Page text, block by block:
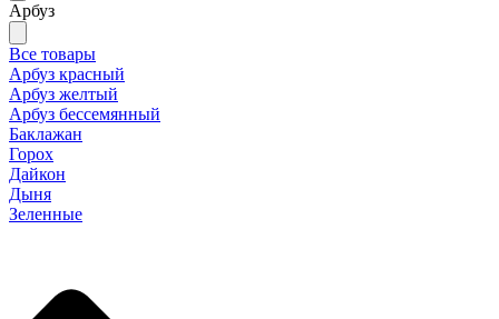
Арбуз
Все товары
Арбуз красный
Арбуз желтый
Арбуз бессемянный
Баклажан
Горох
Дайкон
Дыня
Зеленные